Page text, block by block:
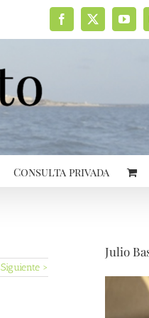
Facebook
X
Consulta privada
Siguiente >
Julio